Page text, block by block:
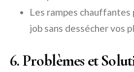
Les rampes
job sans dessécher vos
6. Problèmes et